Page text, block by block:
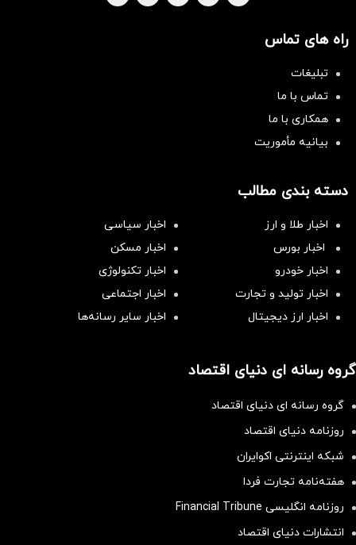
راه های تماس
تبلیغات
تماس با ما
همکاری با ما
بیانیه مأموریت
دسته بندی مطالب
اخبار طلا و ارز
اخبار سیاسی
اخبار بورس
اخبار مسکن
اخبار خودرو
اخبار تکنولوژی
اخبار تولید و تجارت
اخبار اجتماعی
اخبار ارز دیجیتال
اخبار سایر رسانه‌‌ها
گروه رسانه ای دنیای اقتصاد
گروه رسانه ای دنیای اقتصاد
روزنامه دنیای اقتصاد
شبکه اینترنتی اکوایران
هفته‌نامه تجارت فردا
روزنامه انگلیسی Financial Tribune
انتشارات دنیای اقتصاد